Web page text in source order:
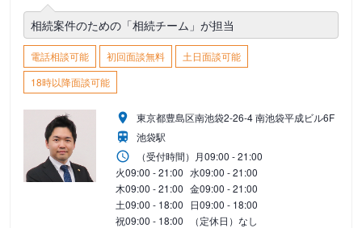
相続案件のための「相続チーム」が担当
電話相談可能 初回面談無料
土日面談可能
18時以降面談可能
東京都豊島区南池袋2-26-4 南池袋平成ビル6F
池袋駅
（受付時間） 月09:00 - 21:00
火09:00 - 21:00 水09:00 - 21:00
木09:00 - 21:00 金09:00 - 21:00
土09:00 - 18:00 日09:00 - 18:00
祝09:00 - 18:00 （定休日）なし